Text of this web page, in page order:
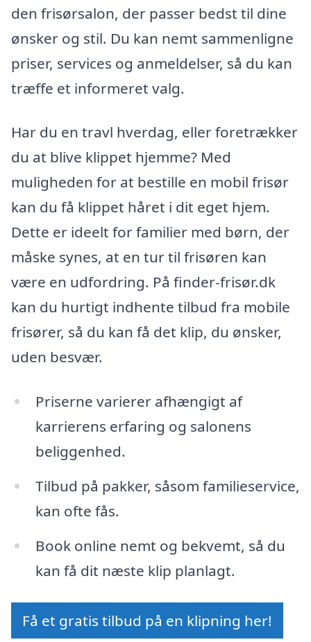
den frisørsalon, der passer bedst til dine
ønsker og stil. Du kan nemt sammenligne
priser, services og anmeldelser, så du kan
træffe et informeret valg.
Har du en travl hverdag, eller foretrækker
du at blive klippet hjemme? Med
muligheden for at bestille en mobil frisør
kan du få klippet håret i dit eget hjem.
Dette er ideelt for familier med børn, der
måske synes, at en tur til frisøren kan
være en udfordring. På finder-frisør.dk
kan du hurtigt indhente tilbud fra mobile
frisører, så du kan få det klip, du ønsker,
uden besvær.
Priserne varierer afhængigt af
karrierens erfaring og salonens
beliggenhed.
Tilbud på pakker, såsom familieservice,
kan ofte fås.
Book online nemt og bekvemt, så du
kan få dit næste klip planlagt.
Få et gratis tilbud på en klipning her!